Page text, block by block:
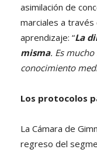
asimilación de
marciales a
aprendizaje: “La
misma. Es
conocimiento
Los protocolos
La Cámara de
regreso del